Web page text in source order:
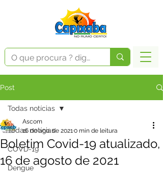
Post
Todas notícias
COVD-19
Dengue
Todas notícias
Boletim Covid-19 atualizado,
16 de agosto de 2021
Ascom
16 de ago. de 20210 min de leitura